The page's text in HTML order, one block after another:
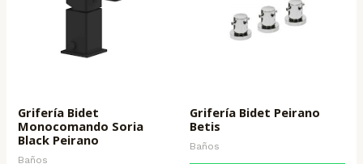
Grifería Bidet
Monocomando Soria
Black Peirano
Baños
Grifería Bidet Peirano
Betis
Baños